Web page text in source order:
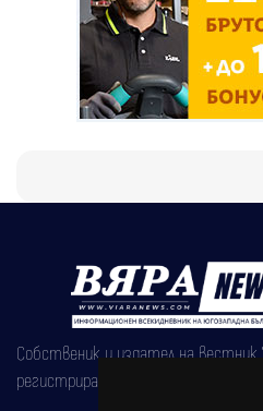
Собственик и издател на вестник
регистрирана на 08.05.2002 година.